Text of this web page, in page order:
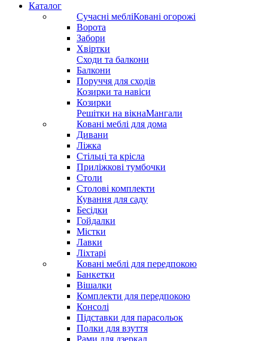
Каталог
Сучасні мебліКовані огорожі
Ворота
Забори
Хвіртки
Сходи та балкони
Балкони
Поруччя для сходів
Козирки та навіси
Козирки
Решітки на вікнаМангали
Ковані меблі для дома
Дивани
Ліжка
Стільці та крісла
Приліжкові тумбочки
Столи
Столові комплекти
Кування для саду
Бесідки
Гойдалки
Містки
Лавки
Ліхтарі
Ковані меблі для передпокою
Банкетки
Вішалки
Комплекти для передпокою
Консолі
Підставки для парасольок
Полки для взуття